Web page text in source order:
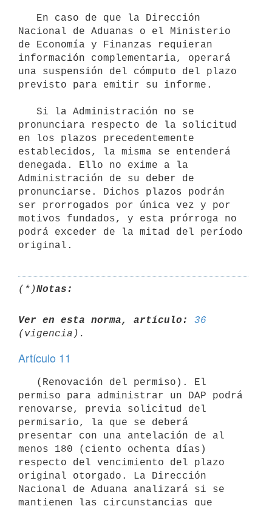
Nacional de Aduanas o el Ministerio
de Economía y Finanzas requieran
información complementaria, operará
una suspensión del cómputo del plazo
previsto para emitir su informe.
pronunciara respecto de la solicitud
en los plazos precedentemente
establecidos, la misma se entenderá
denegada. Ello no exime a la
Administración de su deber de
pronunciarse. Dichos plazos podrán
ser prorrogados por única vez y por
motivos fundados, y esta prórroga no
podrá exceder de la mitad del período
(*)Notas:
Ver en esta norma, artículo:
36
Artículo 11
permiso para administrar un DAP podrá
renovarse, previa solicitud del
permisario, la que se deberá
presentar con una antelación de al
menos 180 (ciento ochenta días)
respecto del vencimiento del plazo
original otorgado. La Dirección
Nacional de Aduana analizará si se
mantienen las circunstancias que